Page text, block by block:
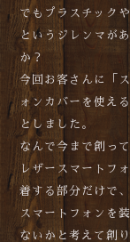
でもプラスチック
というジレンマが
か？
今回お客さんに「
ォンカバーを使え
としました。
なんで今まで創っ
レザースマートフ
着する部分だけで
スマートフォンを
ないかと考えて創